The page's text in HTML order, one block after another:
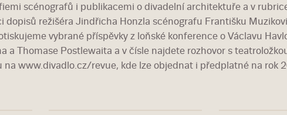
scénografů i publikacemi o divadelní architektuře a v
dopisů režišéra Jindřicha Honzla scénografu Františku
vybrané příspěvky z loňské konference o Václavu
a Thomase Postlewaita a v čísle najdete rozhovor s
na www.divadlo.cz/revue, kde lze objednat i předplatné na rok